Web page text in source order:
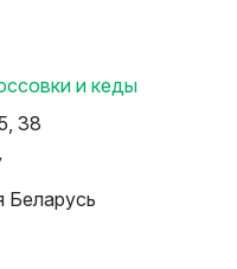
и кеды
38
Беларусь